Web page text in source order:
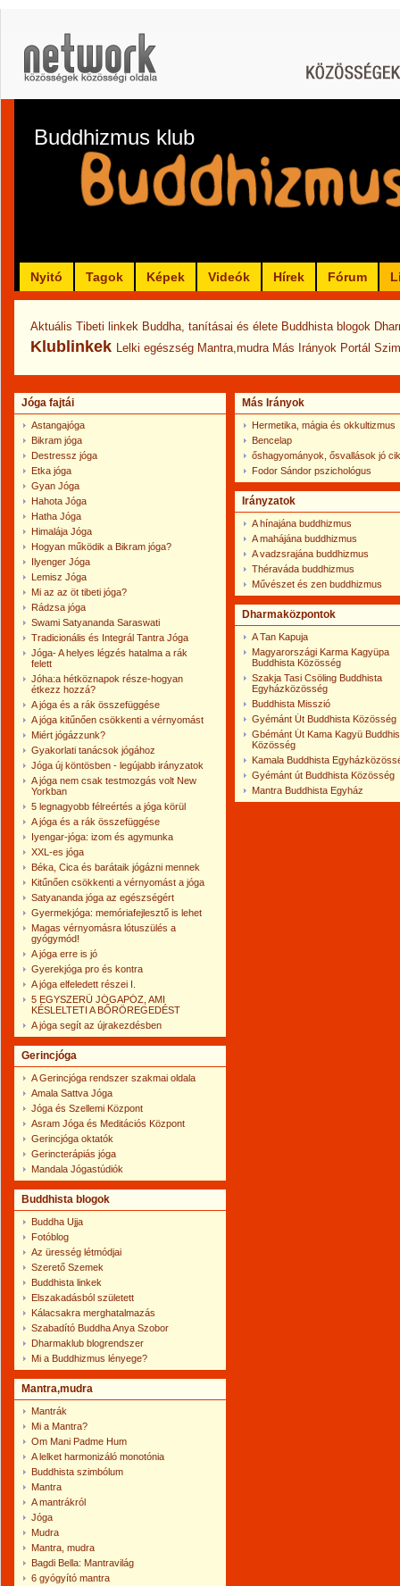
Buddhizmus klub
Nyitó Tagok Képek Videók Hírek Fórum
Aktuális Tibeti linkek Buddha, tanításai és élete Buddhista blogok
Klublinkek Lelki egészség Mantra,mudra Más Irányok Portál
Jóga fajtái
Astangajóga
Bikram jóga
Destressz jóga
Etka jóga
Gyan Jóga
Hahota Jóga
Hatha Jóga
Himalája Jóga
Hogyan működik a Bikram jóga?
Ilyenger Jóga
Lemisz Jóga
Mi az az öt tibeti jóga?
Rádzsa jóga
Swami Satyananda Saraswati
Tradicionális és Integrál Tantra Jóga
Jóga- A helyes légzés hatalma a rák
felett
Jóha:a hétköznapok része-hogyan
étkezz hozzá?
A jóga és a rák összefüggése
A jóga kitűnően csökkenti a vérnyomást
Miért jógázzunk?
Gyakorlati tanácsok jógához
Jóga új köntösben - legújabb irányzatok
A jóga nem csak testmozgás volt New
Yorkban
5 legnagyobb félreértés a jóga körül
A jóga és a rák összefüggése
Iyengar-jóga: izom és agymunka
XXL-es jóga
Béka, Cica és barátaik jógázni mennek
Kitűnően csökkenti a vérnyomást a jóga
Satyananda jóga az egészségért
Gyermekjóga: memóriafejlesztő is lehet
Magas vérnyomásra lótuszülés a
gyógymód!
A jóga erre is jó
Gyerekjóga pro és kontra
A jóga elfeledett részei I.
5 EGYSZERŰ JÓGAPÓZ, AMI
KÉSLELTETI A BŐRÖREGEDÉST
A jóga segít az újrakezdésben
Gerincjóga
A Gerincjóga rendszer szakmai oldala
Amala Sattva Jóga
Jóga és Szellemi Központ
Asram Jóga és Meditációs Központ
Gerincjóga oktatók
Gerincterápiás jóga
Mandala Jógastúdiók
Buddhista blogok
Buddha Ujja
Fotóblog
Az üresség létmódjai
Szerető Szemek
Buddhista linkek
Elszakadásból született
Kálacsakra merghatalmazás
Szabadító Buddha Anya Szobor
Dharmaklub blogrendszer
Mi a Buddhizmus lényege?
Mantra,mudra
Mantrák
Mi a Mantra?
Om Mani Padme Hum
A lelket harmonizáló monotónia
Buddhista szimbólum
Mantra
A mantrákról
Jóga
Mudra
Mantra, mudra
Bagdi Bella: Mantravilág
6 gyógyító mantra
Más Irányok
Hermetika, mágia és okkultizmus
Bencelap
őshagyományok, ősvallások jó
Fodor Sándor pszichológus
Irányzatok
A hínajána buddhizmus
A mahájána buddhizmus
A vadzsrajána buddhizmus
Théraváda buddhizmus
Művészet és zen buddhizmus
Dharmaközpontok
A Tan Kapuja
Magyarországi Karma Kagyüpa
Buddhista Közösség
Szakja Tasi Csöling Buddhista
Egyházközösség
Buddhista Misszió
Gyémánt Út Buddhista Közösség
Gbémánt Út Kama Kagyü
Közösség
Kamala Buddhista
Gyémánt út Buddhista Közösség
Mantra Buddhista Egyház